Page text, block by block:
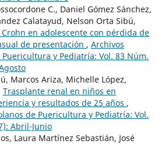
C., Daniel Gómez Sánchez,
Calatayud, Nelson Orta Sibú,
en adolescente con pérdida de
de presentación , Archivos
Puericultura y Pediatría: Vol. 83 Núm.
Marcos Ariza, Michelle López,
Trasplante renal en niños en
y resultados de 25 años ,
de Puericultura y Pediatría: Vol.
Abril-Junio
Laura Martínez Sebastián, José